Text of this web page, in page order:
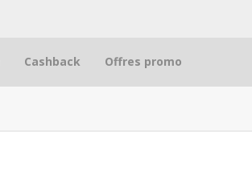
Cashback Offres promo